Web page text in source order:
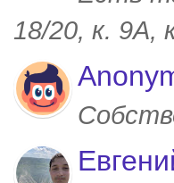
18/20, к. 9А,